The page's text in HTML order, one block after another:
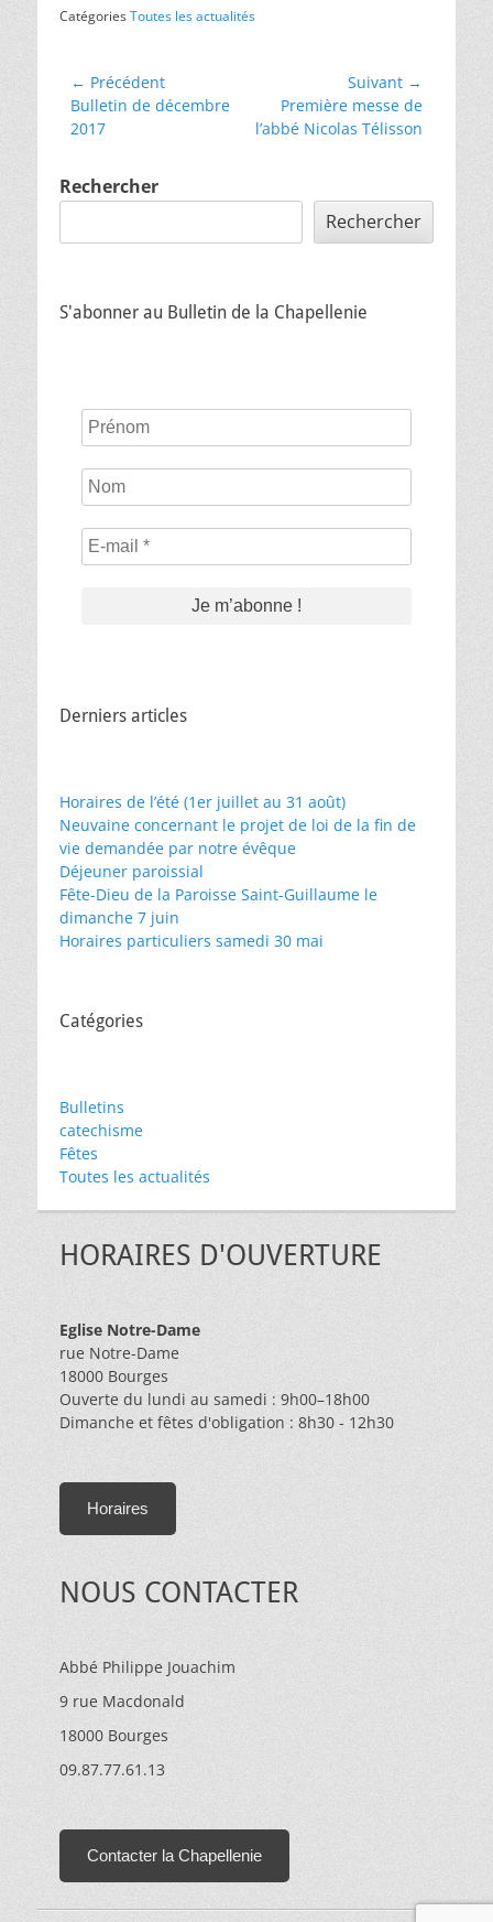
CatégoriesToutes les actualités
← Précédent
Bulletin de décembre
2017
Suivant →
Première messe de
l’abbé Nicolas Télisson
Rechercher
Rechercher
S'abonner au Bulletin de la Chapellenie
Prénom
Nom
E-
mail
Derniers articles
Horaires de l’été (1er juillet au 31 août)
Neuvaine concernant le projet de loi de la fin de
vie demandée par notre évêque
Déjeuner paroissial
Fête-Dieu de la Paroisse Saint-Guillaume le
dimanche 7 juin
Horaires particuliers samedi 30 mai
Catégories
Bulletins
catechisme
Fêtes
Toutes les actualités
HORAIRES D'OUVERTURE
Eglise Notre-Dame
rue Notre-Dame
18000 Bourges
Ouverte du lundi au samedi : 9h00–18h00
Dimanche et fêtes d'obligation : 8h30 - 12h30
Horaires
NOUS CONTACTER
Abbé Philippe Jouachim
9 rue Macdonald
18000 Bourges
09.87.77.61.13
Contacter la Chapellenie